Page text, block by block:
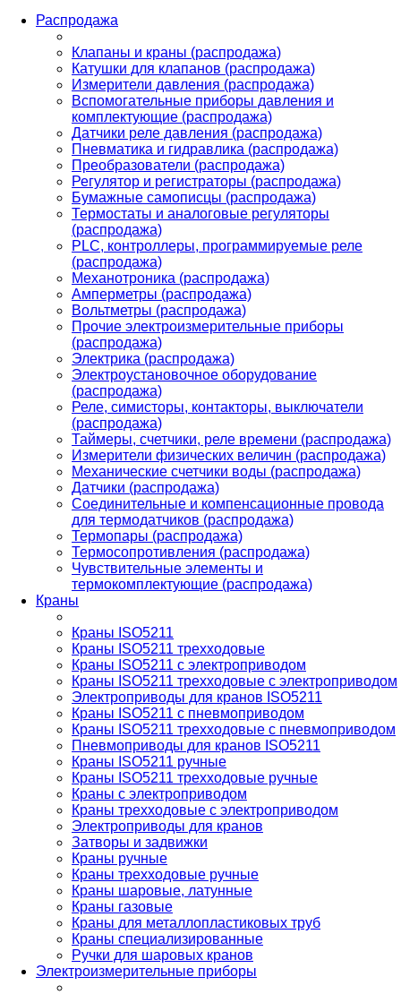
Распродажа
Клапаны и краны (распродажа)
Катушки для клапанов (распродажа)
Измерители давления (распродажа)
Вспомогательные приборы давления и
комплектующие (распродажа)
Датчики реле давления (распродажа)
Пневматика и гидравлика (распродажа)
Преобразователи (распродажа)
Регулятор и регистраторы (распродажа)
Бумажные самописцы (распродажа)
Термостаты и аналоговые регуляторы
(распродажа)
PLС, контроллеры, программируемые реле
(распродажа)
Механотроника (распродажа)
Амперметры (распродажа)
Вольтметры (распродажа)
Прочие электроизмерительные приборы
(распродажа)
Электрика (распродажа)
Электроустановочное оборудование
(распродажа)
Реле, симисторы, контакторы, выключатели
(распродажа)
Таймеры, счетчики, реле времени (распродажа)
Измерители физических величин (распродажа)
Механические счетчики воды (распродажа)
Датчики (распродажа)
Соединительные и компенсационные провода
для термодатчиков (распродажа)
Термопары (распродажа)
Термосопротивления (распродажа)
Чувствительные элементы и
термокомплектующие (распродажа)
Краны
Краны ISO5211
Краны ISO5211 трехходовые
Краны ISO5211 с электроприводом
Краны ISO5211 трехходовые с электроприводом
Электроприводы для кранов ISO5211
Краны ISO5211 с пневмоприводом
Краны ISO5211 трехходовые с пневмоприводом
Пневмоприводы для кранов ISO5211
Краны ISO5211 ручные
Краны ISO5211 трехходовые ручные
Краны с электроприводом
Краны трехходовые с электроприводом
Электроприводы для кранов
Затворы и задвижки
Краны ручные
Краны трехходовые ручные
Краны шаровые, латунные
Краны газовые
Краны для металлопластиковых труб
Краны специализированные
Ручки для шаровых кранов
Электроизмерительные приборы